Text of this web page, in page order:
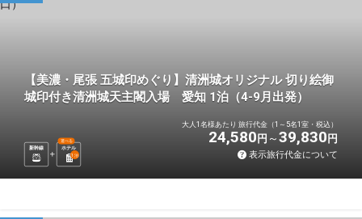
【美濃・尾張 五城印めぐり】清洲城オリジナル 切り絵御
城印付き清洲城天主閣入場 愛知 1泊（4-9月出発）
新幹線 ホテル
選べる
1 泊
大人1名様あたり 旅行代金（1～5名1室・税込）
24,580 円 39,830 円
表示旅行代金について